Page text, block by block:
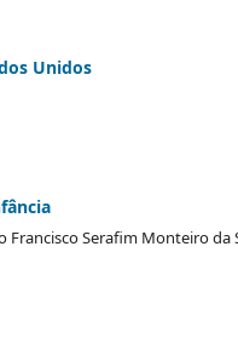
Unidos
Francisco Serafim Monteiro da